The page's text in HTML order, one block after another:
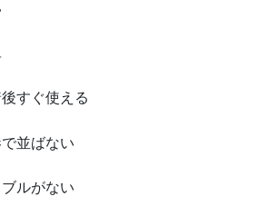
すぐ使える
並ばない
ブルがない